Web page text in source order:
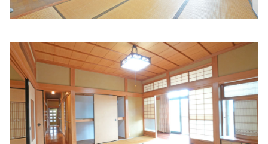
トメモリ眼科・形成外科